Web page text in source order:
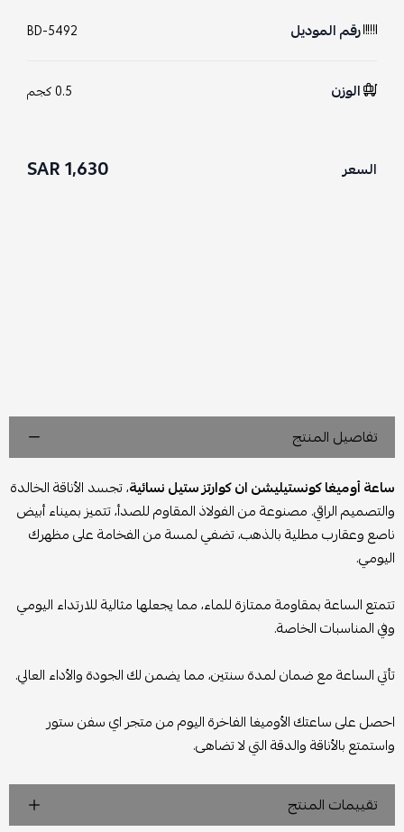
رقم الموديل BD-5492
الوزن 0.5 كجم
السعر 1,630 SAR
تفاصيل المنتج
ساعة أوميغا كونستيليشن ان كوارتز ستيل نسائية، تجسد الأناقة الخالدة
والتصميم الراقي. مصنوعة من الفولاذ المقاوم للصدأ، تتميز بميناء أبيض
ناصع وعقارب مطلية بالذهب، تضفي لمسة من الفخامة على مظهرك
اليومي.
تتمتع الساعة بمقاومة ممتازة للماء، مما يجعلها مثالية للارتداء اليومي
وفي المناسبات الخاصة.
تأتي الساعة مع ضمان لمدة سنتين، مما يضمن لك الجودة والأداء العالي.
احصل على ساعتك الأوميغا الفاخرة اليوم من متجر اي سفن ستور
واستمتع بالأناقة والدقة التي لا تضاهى.
تقييمات المنتج